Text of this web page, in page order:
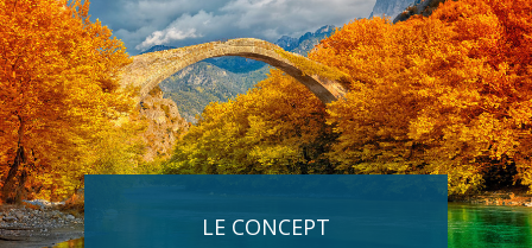
LE CONCEPT